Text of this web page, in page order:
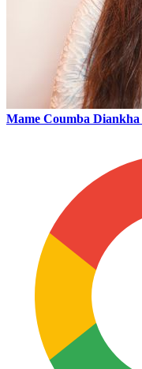
Mame Coumba Diankha